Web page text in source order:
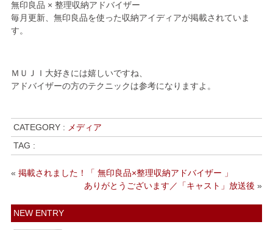
無印良品 × 整理収納アドバイザー
毎月更新、無印良品を使った収納アイディアが掲載されていま
す。
ＭＵＪＩ大好きには嬉しいですね、
アドバイザーの方のテクニックは参考になりますよ。
CATEGORY : メディア
TAG :
« 掲載されました！「 無印良品×整理収納アドバイザー 」
ありがとうございます／「キャスト」放送後 »
NEW ENTRY